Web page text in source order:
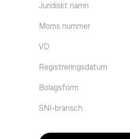
Juridiskt namn
Moms nummer
VD
Registreringsdatum
Bolagsform
SNI-bransch